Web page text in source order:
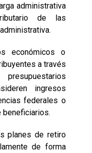
administrativa
de las
económicos o
a través
ingresos
federales o
beneficiarios.
planes de retiro
de forma